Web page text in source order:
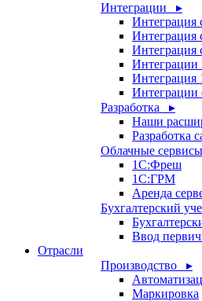
Интеграции ▸
Интеграция
Интеграция
Интеграция
Интеграции
Интеграция
Разработка ▸
Наши
Разработка
Облачные
1С:Фреш
1С:ГРМ
Аренда
Бухгалтерский
Ввод
Отрасли
Производство ▸
Маркировка